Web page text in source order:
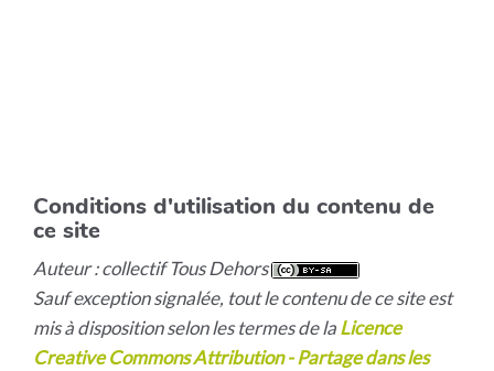
Conditions d'utilisation du contenu de
ce site
Auteur : collectif Tous Dehors
Sauf exception signalée, tout le contenu de ce site est
mis à disposition selon les termes de laLicence
Creative Commons Attribution - Partage dans les